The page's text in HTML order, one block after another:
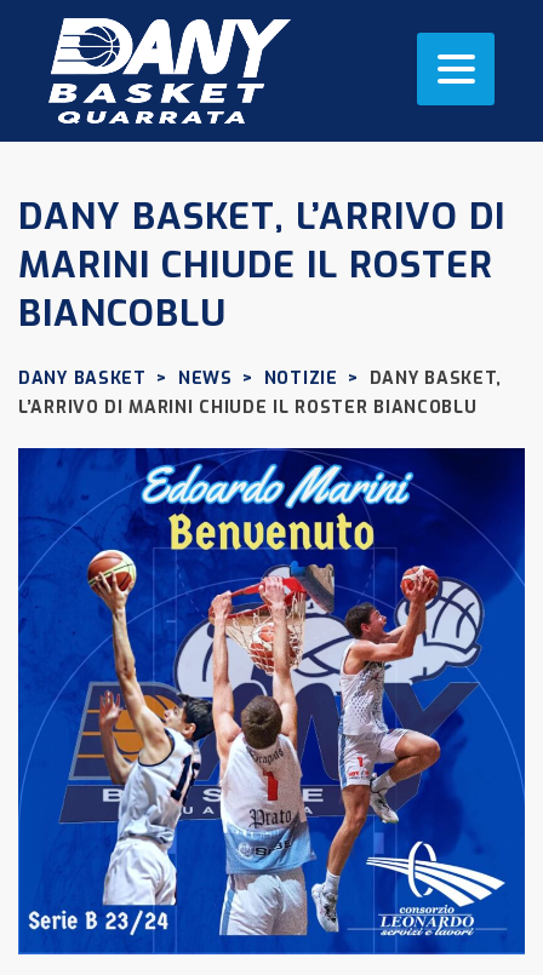
DANY BASKET, L’ARRIVO DI
MARINI CHIUDE IL ROSTER
BIANCOBLU
DANY BASKET > NEWS > NOTIZIE >
DANY BASKET,
L’ARRIVO DI MARINI CHIUDE IL ROSTER BIANCOBLU